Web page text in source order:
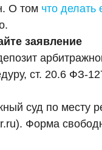
О том что
заявление
ст. 20.6 ФЗ-
суд по месту
Форма